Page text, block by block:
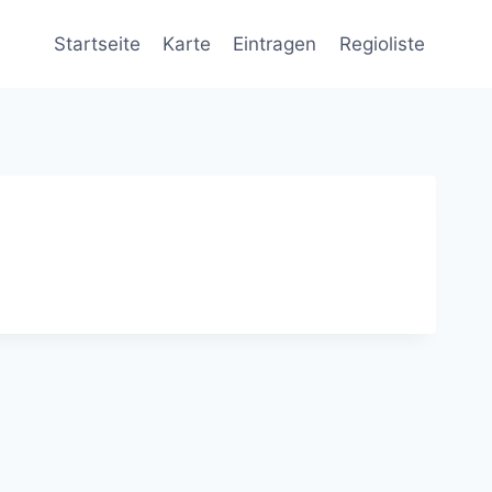
Startseite Karte Eintragen Regioliste